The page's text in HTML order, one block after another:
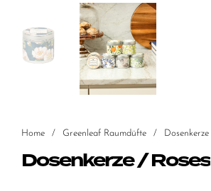
Home / Greenleaf Raumdüfte / Dosenkerze
Dosenkerze / Roses